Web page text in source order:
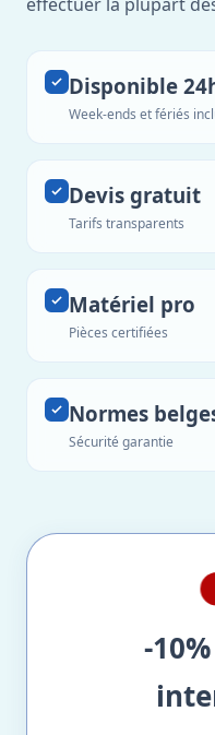
Disponible
Week-ends et fériés
Devis gratuit
Tarifs transparents
Matériel pro
Pièces certifiées
Normes
Sécurité garantie
-